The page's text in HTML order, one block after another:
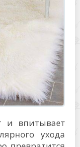
и впитывает
ухода